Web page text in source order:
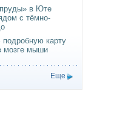
в Юте
с тёмно-
карту
мозге мыши
Еще